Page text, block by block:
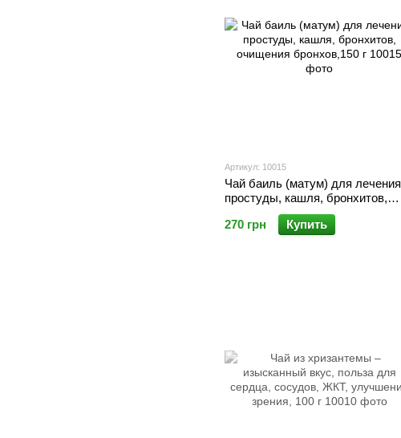
Артикул: 10015
Чай баиль (матум) для лечения
простуды, кашля, бронхитов,
очищения бронхов,150 г
270 грн
Купить